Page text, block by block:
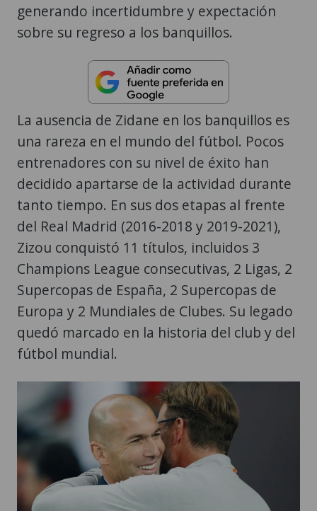
generando incertidumbre y expectación
sobre su regreso a los banquillos.
La ausencia de Zidane en los banquillos es
una rareza en el mundo del fútbol. Pocos
entrenadores con su nivel de éxito han
decidido apartarse de la actividad durante
tanto tiempo. En sus dos etapas al frente
del Real Madrid (2016-2018 y 2019-2021),
Zizou conquistó 11 títulos, incluidos 3
Champions League consecutivas, 2 Ligas, 2
Supercopas de España, 2 Supercopas de
Europa y 2 Mundiales de Clubes. Su legado
quedó marcado en la historia del club y del
fútbol mundial.